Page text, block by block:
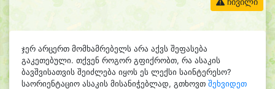
ჯერ არცერთ მომხამრებელს არა აქვს შეფასება
გაკეთებული. თქვენ როგორ გფიქრობთ, რა ასაკის
ბავშვისათვის შეიძლება იყოს ეს ლექსი საინტერესო?
საორიენტაციო ასაკის მისანიჭებლად, გთხოვთ შეხვიდეთ